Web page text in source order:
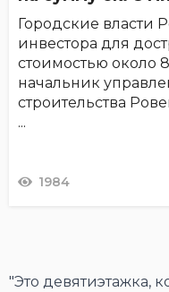
Городские власти
инвестора для
стоимостью около
начальник
строительства
...
1984
"Это девятиэтажка,